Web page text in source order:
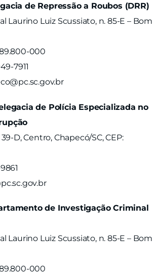
de Repressão a Roubos (DRR)
Laurino Luiz Scussiato, n. 85-E – Bom
000
7911
de Polícia Especializada no
D, Centro, Chapecó/SC, CEP:
de Investigação Criminal
Laurino Luiz Scussiato, n. 85-E – Bom
000